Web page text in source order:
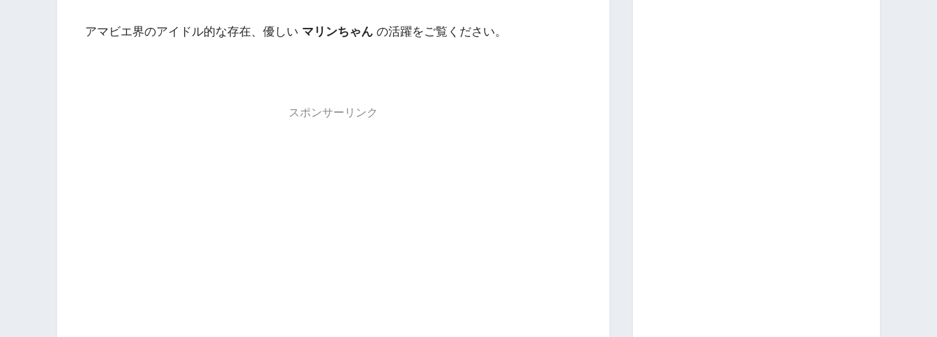
アマビエ界のアイドル的な存在、優しい マリンちゃん の活躍をご覧ください。
スポンサーリンク